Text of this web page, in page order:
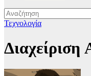
Τεχνολογία